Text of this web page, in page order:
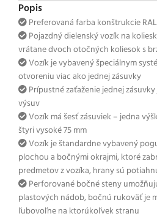
Popis
Preferovaná farba konštrukcie
Pojazdný dielenský vozík na
vrátane dvoch otočných koliesok s
Vozík je vybavený špeciálnym
otvoreniu viac ako jednej zásuvky
Prípustné zaťaženie jednej
výsuv
Vozík má šesť zásuviek – jedna
štyri vysoké 75 mm
Vozík je štandardne vybavený
plochou a bočnými okrajmi, ktoré
predmetov z vozíka, hrany sú
Perforované bočné steny
plastových nádob, bočnú rukoväť je
ľubovoľne na ktorúkoľvek stranu